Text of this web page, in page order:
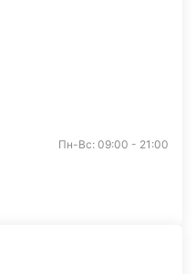
Пн-Вс: 09:00 - 21:00